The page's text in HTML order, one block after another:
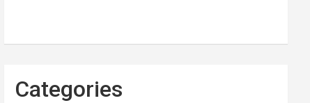
Categories